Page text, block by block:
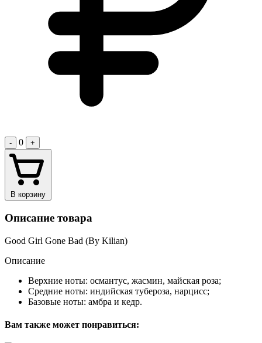
- 0 +
В корзину
Описание товара
Good Girl Gone Bad (By Kilian)
Описание
Верхние ноты: османтус, жасмин, майская роза;
Средние ноты: индийская тубероза, нарцисс;
Базовые ноты: амбра и кедр.
Вам также может понравиться: